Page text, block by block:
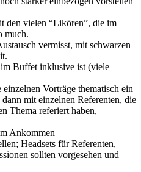
den vielen “Likören”, die im
much.
vermisst, mit schwarzen
Buffet inklusive ist (viele
Vorträge thematisch ein
mit einzelnen Referenten, die
Thema referiert haben,
Ankommen
Headsets für Referenten,
sollten vorgesehen und